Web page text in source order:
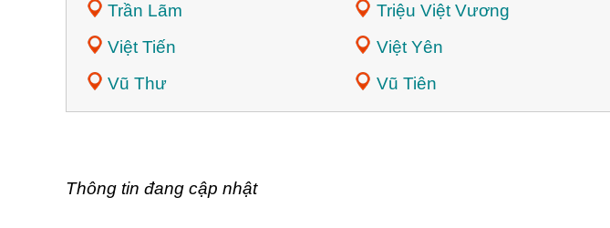
Trần Lãm
Triệu Việt Vương
Việt Tiến
Việt Yên
Vũ Thư
Vũ Tiên
Thông tin đang cập nhật